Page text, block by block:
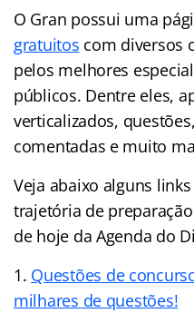
O Gran possui uma
gratuitos com diversos
pelos melhores
públicos. Dentre eles,
verticalizados,
comentadas e muito
Veja abaixo alguns
trajetória de
de hoje da Agenda do
Questões de
milhares de questões!